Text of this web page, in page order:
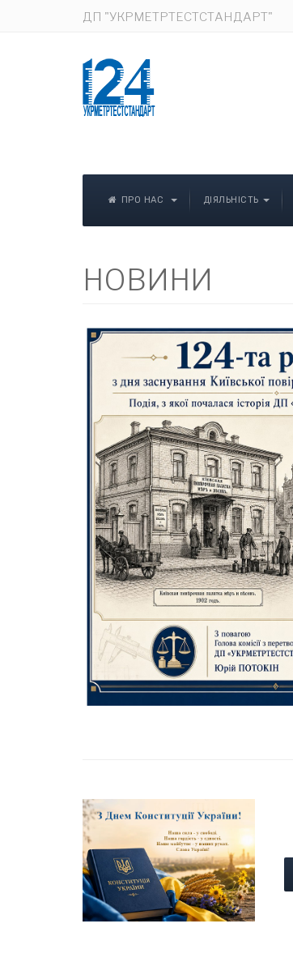
ДП "УКРМЕТРТЕСТСТАНДАРТ"
ПРО НАС ДІЯЛЬНІСТЬ
НОВИНИ